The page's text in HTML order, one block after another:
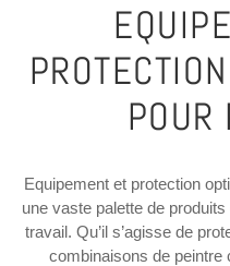
POUR
Equipement et protection
une vaste palette de
travail. Qu’il s’agisse de
combinaisons de peintre